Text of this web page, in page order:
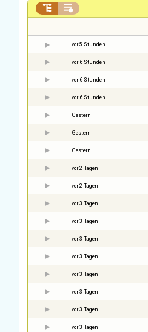
 
vor 5 Stunden
vor 6 Stunden
vor 6 Stunden
vor 6 Stunden
Gestern
Gestern
Gestern
vor 2 Tagen
vor 2 Tagen
vor 3 Tagen
vor 3 Tagen
vor 3 Tagen
vor 3 Tagen
vor 3 Tagen
vor 3 Tagen
vor 3 Tagen
vor 3 Tagen